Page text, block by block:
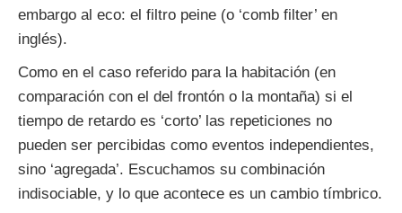
embargo al eco: el filtro peine (o ‘comb filter’ en
inglés).
Como en el caso referido para la habitación (en
comparación con el del frontón o la montaña) si el
tiempo de retardo es ‘corto’ las repeticiones no
pueden ser percibidas como eventos independientes,
sino ‘agregada’. Escuchamos su combinación
indisociable, y lo que acontece es un cambio tímbrico.